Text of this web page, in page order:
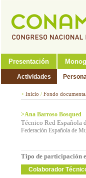
Presentación
Actividades
> Inicio / Fondo documental
>Ana Barroso Bosqued
Técnico Red Española
Federación Española de
Tipo de participación
Colaborador